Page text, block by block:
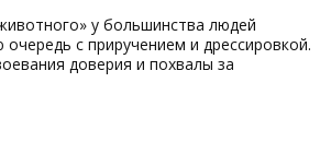
у большинства людей
очередь с приручением и дрессировкой.
доверия и похвалы за